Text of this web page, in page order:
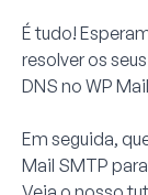
É tudo!
resolver os
DNS no WP
Em seguida,
Mail SMTP